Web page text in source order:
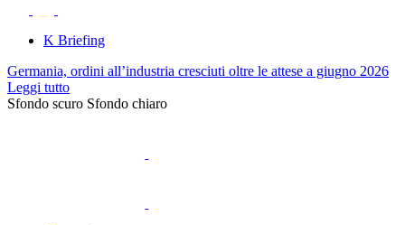
K Briefing
Germania, ordini all’industria cresciuti oltre le attese a giugno 2026
Leggi tutto
Sfondo scuro Sfondo chiaro